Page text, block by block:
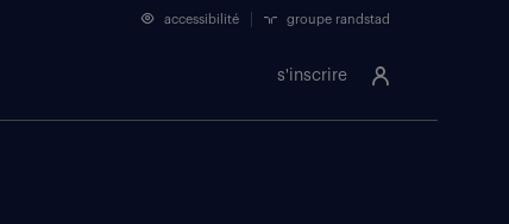
s'inscrire
accessibilité groupe randstad